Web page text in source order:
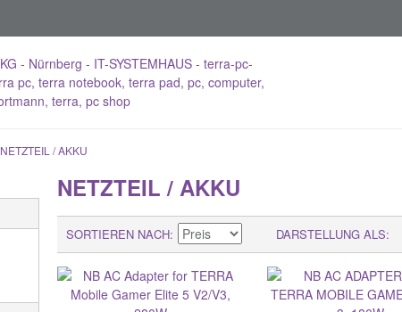
NETZTEIL / AKKU
NETZTEIL / AKKU
DARSTELLUNG ALS
SORTIEREN NACH